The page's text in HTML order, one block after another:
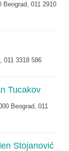
Beograd, 011 2910
011 3318 586
Tucakov
Beograd, 011
Stojanović